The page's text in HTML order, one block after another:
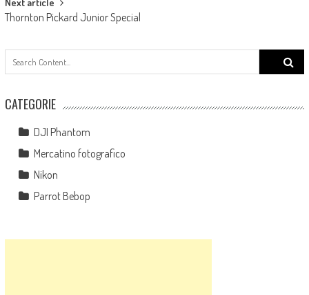
Thornton Pickard Junior Special
Search
for:
CATEGORIE
DJI Phantom
Mercatino fotografico
Nikon
Parrot Bebop